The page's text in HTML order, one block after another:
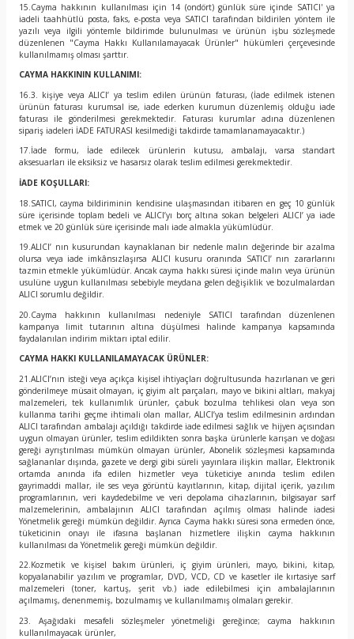
15.Cayma hakkının kullanılması için 14 (ondört) günlük süre içinde SATICI' ya
iadeli taahhütlü posta, faks, e-posta veya SATICI tarafından bildirilen yöntem ile
yazılı veya ilgili yöntemle bildirimde bulunulması ve ürünün işbu sözleşmede
düzenlenen "Cayma Hakkı Kullanılamayacak Ürünler" hükümleri çerçevesinde
kullanılmamış olması şarttır.
CAYMA HAKKININ KULLANIMI:
16.3. kişiye veya ALICI’ ya teslim edilen ürünün faturası, (İade edilmek istenen
ürünün faturası kurumsal ise, iade ederken kurumun düzenlemiş olduğu iade
faturası ile gönderilmesi gerekmektedir. Faturası kurumlar adına düzenlenen
sipariş iadeleri İADE FATURASI kesilmediği takdirde tamamlanamayacaktır.)
17.İade formu, İade edilecek ürünlerin kutusu, ambalajı, varsa standart
aksesuarları ile eksiksiz ve hasarsız olarak teslim edilmesi gerekmektedir.
İADE KOŞULLARI:
18.SATICI, cayma bildiriminin kendisine ulaşmasından itibaren en geç 10 günlük
süre içerisinde toplam bedeli ve ALICI’yı borç altına sokan belgeleri ALICI’ ya iade
etmek ve 20 günlük süre içerisinde malı iade almakla yükümlüdür.
19.ALICI’ nın kusurundan kaynaklanan bir nedenle malın değerinde bir azalma
olursa veya iade imkânsızlaşırsa ALICI kusuru oranında SATICI’ nın zararlarını
tazmin etmekle yükümlüdür. Ancak cayma hakkı süresi içinde malın veya ürünün
usulüne uygun kullanılması sebebiyle meydana gelen değişiklik ve bozulmalardan
ALICI sorumlu değildir.
20.Cayma hakkının kullanılması nedeniyle SATICI tarafından düzenlenen
kampanya limit tutarının altına düşülmesi halinde kampanya kapsamında
faydalanılan indirim miktarı iptal edilir.
CAYMA HAKKI KULLANILAMAYACAK ÜRÜNLER:
21.ALICI’nın isteği veya açıkça kişisel ihtiyaçları doğrultusunda hazırlanan ve geri
gönderilmeye müsait olmayan, iç giyim alt parçaları, mayo ve bikini altları, makyaj
malzemeleri, tek kullanımlık ürünler, çabuk bozulma tehlikesi olan veya son
kullanma tarihi geçme ihtimali olan mallar, ALICI’ya teslim edilmesinin ardından
ALICI tarafından ambalajı açıldığı takdirde iade edilmesi sağlık ve hijyen açısından
uygun olmayan ürünler, teslim edildikten sonra başka ürünlerle karışan ve doğası
gereği ayrıştırılması mümkün olmayan ürünler, Abonelik sözleşmesi kapsamında
sağlananlar dışında, gazete ve dergi gibi süreli yayınlara ilişkin mallar, Elektronik
ortamda anında ifa edilen hizmetler veya tüketiciye anında teslim edilen
gayrimaddi mallar, ile ses veya görüntü kayıtlarının, kitap, dijital içerik, yazılım
programlarının, veri kaydedebilme ve veri depolama cihazlarının, bilgisayar sarf
malzemelerinin, ambalajının ALICI tarafından açılmış olması halinde iadesi
Yönetmelik gereği mümkün değildir. Ayrıca Cayma hakkı süresi sona ermeden önce,
tüketicinin onayı ile ifasına başlanan hizmetlere ilişkin cayma hakkının
kullanılması da Yönetmelik gereği mümkün değildir.
22.Kozmetik ve kişisel bakım ürünleri, iç giyim ürünleri, mayo, bikini, kitap,
kopyalanabilir yazılım ve programlar, DVD, VCD, CD ve kasetler ile kırtasiye sarf
malzemeleri (toner, kartuş, şerit vb.) iade edilebilmesi için ambalajlarının
açılmamış, denenmemiş, bozulmamış ve kullanılmamış olmaları gerekir.
23. Aşağıdaki mesafeli sözleşmeler yönetmeliği gereğince; cayma hakkının
kullanılmayacak ürünler,